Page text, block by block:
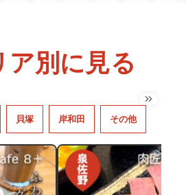
ア別に見る
貝塚 岸和田 その他